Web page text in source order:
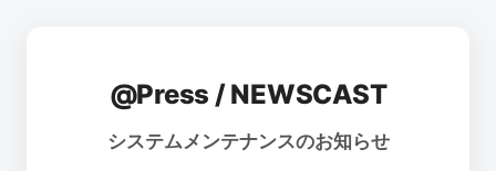
@Press / NEWSCAST
システムメンテナンスのお知らせ